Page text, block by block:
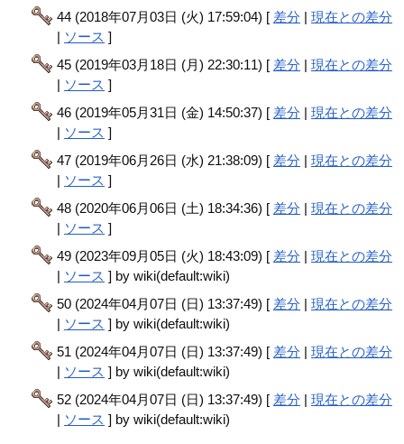
44 (2018年07月03日 (火) 17:59:04) [ 差分 |現在との差分
| ソース ]
45 (2019年03月18日 (月) 22:30:11) [ 差分 |現在との差分
| ソース ]
46 (2019年05月31日 (金) 14:50:37) [ 差分 |現在との差分
| ソース ]
47 (2019年06月26日 (水) 21:38:09) [ 差分 |現在との差分
| ソース ]
48 (2020年06月06日 (土) 18:34:36) [ 差分 |現在との差分
| ソース ]
49 (2023年09月05日 (火) 18:43:09) [ 差分 |現在との差分
| ソース ] by wiki(default:wiki)
50 (2024年04月07日 (日) 13:37:49) [ 差分 |現在との差分
| ソース ] by wiki(default:wiki)
51 (2024年04月07日 (日) 13:37:49) [ 差分 |現在との差分
| ソース ] by wiki(default:wiki)
52 (2024年04月07日 (日) 13:37:49) [ 差分 |現在との差分
| ソース ] by wiki(default:wiki)